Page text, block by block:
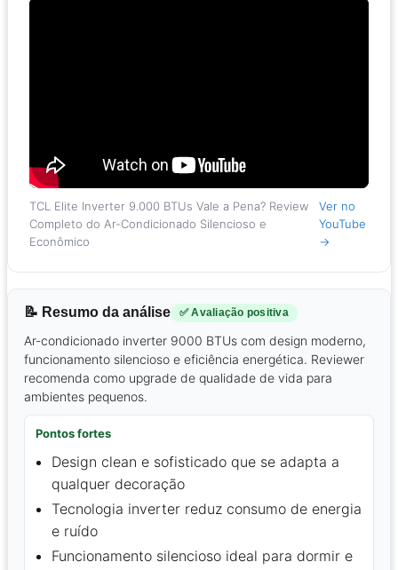
TCL Elite Inverter 9.000 BTUs Vale a Pena? Review
Completo do Ar-Condicionado Silencioso e
Econômico
Ver no
YouTube
→
📝 Resumo da análise ✅ Avaliação positiva
Ar-condicionado inverter 9000 BTUs com design moderno,
funcionamento silencioso e eficiência energética. Reviewer
recomenda como upgrade de qualidade de vida para
ambientes pequenos.
Pontos fortes
Design clean e sofisticado que se adapta a
qualquer decoração
Tecnologia inverter reduz consumo de energia
e ruído
Funcionamento silencioso ideal para dormir e